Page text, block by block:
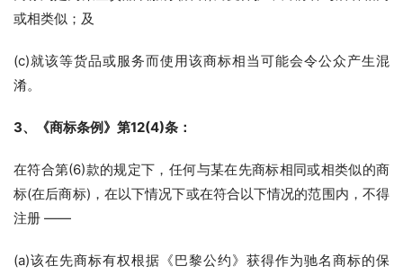
或相类似；及
(c)就该等货品或服务而使用该商标相当可能会令公众产生混
淆。
3、《商标条例》第12(4)条：
在符合第(6)款的规定下，任何与某在先商标相同或相类似的商
标(在后商标)，在以下情况下或在符合以下情况的范围内，不得
注册 ——
(a)该在先商标有权根据《巴黎公约》获得作为驰名商标的保